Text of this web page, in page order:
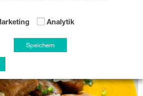
Analytik
Speichern